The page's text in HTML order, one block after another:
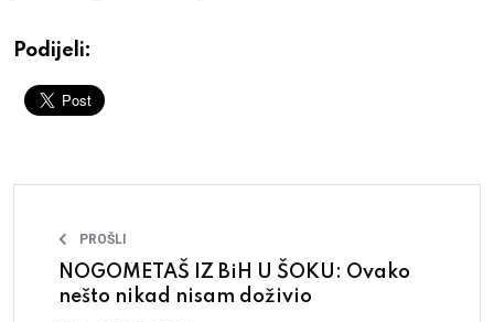
Podijeli:
PROŠLI
NOGOMETAŠ IZ BiH U ŠOKU: Ovako
nešto nikad nisam doživio